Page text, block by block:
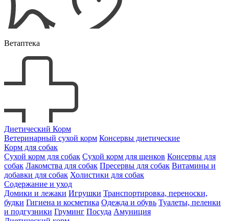
Ветаптека
Диетический Корм
Ветеринарный сухой корм Консервы диетические
Корм для собак
Сухой корм для собак Сухой корм для щенков Консервы для
собак Лакомства для собак Пресервы для собак Витамины и
добавки для собак Холистики для собак
Содержание и уход
Домики и лежаки Игрушки Транспортировка, переноски,
будки Гигиена и косметика Одежда и обувь Туалеты, пеленки
и подгузники Груминг Посуда Амуниция